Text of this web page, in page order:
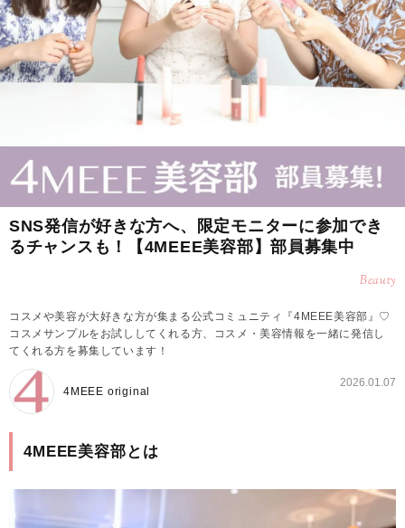
SNS発信が好きな方へ、限定モニターに参加でき
るチャンスも！【4MEEE美容部】部員募集中
Beauty
コスメや美容が大好きな方が集まる公式コミュニティ『4MEEE美容部』♡
コスメサンプルをお試ししてくれる方、コスメ・美容情報を一緒に発信し
てくれる方を募集しています！
4MEEE original
2026.01.07
4MEEE美容部とは